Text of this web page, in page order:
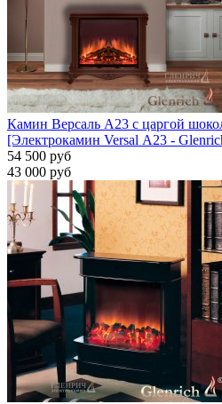
Камин Версаль A23 с царгой
[Электрокамин Versal А23 -
54 500 руб
43 000 руб